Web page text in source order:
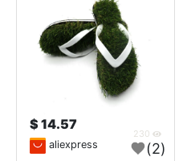
14.57 $
aliexpress (2)